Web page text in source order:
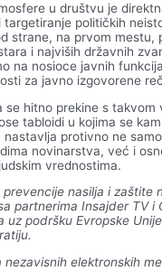
u društvu je
targetiranje političkih
strane, na prvom mestu,
i najviših državnih
na nosioce javnih
za javno izgovorene
se hitno prekine s takvom
tabloidi u kojima se
nastavlja protivno ne
novinarstva, već i
vrednostima.
nasilja i zaštite
partnerima Insajder TV i
uz podršku Evropske
elektronskih